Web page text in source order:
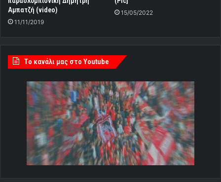
Αμπατζή (video)
11/11/2019
15/05/2022
Tο κανάλι μας στο Youtube